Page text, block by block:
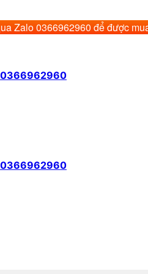
Zalo 0366962960 để được
0366962960
0366962960